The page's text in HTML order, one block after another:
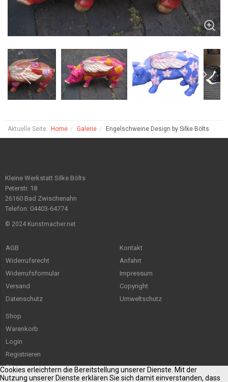
Aktuelle Seite: Home Galerie Engelschweine Design by Silke Bölts
Kleine Werkstatt Silke Bölts
Peterstr. 18
26160 Bad Zwischenahn
Telefon: 04403-64774
© 2024 Kunstmacher.net
AGB
Widerrufsrecht
Widerrufsformular
Versand
Datenschutz
Kontakt
Anfahrt
Impressum
Copyright
Umweltschutz
Shop
Warenkorb
Login
Registrieren
Sitemap
Cookies erleichtern die Bereitstellung unserer Dienste. Mit der
Nutzung unserer Dienste erklären Sie sich damit einverstanden, dass